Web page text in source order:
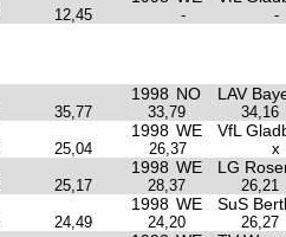
12,45 - -
1998 NO LAV
35,77 33,79 34,16
1998 WE VfL
25,04 26,37 x
1998 WE LG
25,17 28,37 26,21
1998 WE SuS
24,49 24,20 26,27